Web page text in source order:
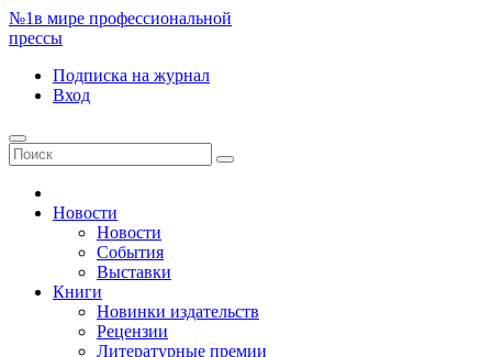
№1в мире профессиональной
прессы
Подписка на журнал
Вход
Новости
Новости
События
Выставки
Книги
Новинки издательств
Рецензии
Литературные премии